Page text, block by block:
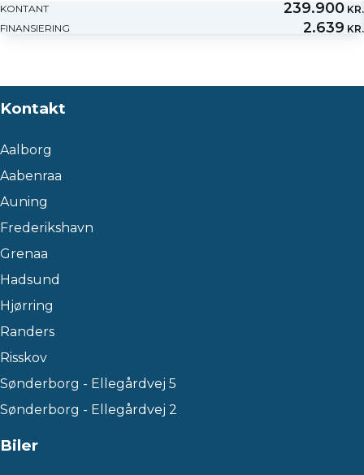
KONTANT 239.900 KR.
FINANSIERING
2.639 KR.
Kontakt
Aalborg
Aabenraa
Auning
Frederikshavn
Grenaa
Hadsund
Hjørring
Randers
Risskov
Sønderborg - Ellegårdvej 5
Sønderborg - Ellegårdvej 2
Biler